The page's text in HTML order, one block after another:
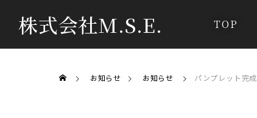
株式会社M.S.E. TOP
お知らせ お知らせ パンプレット完成